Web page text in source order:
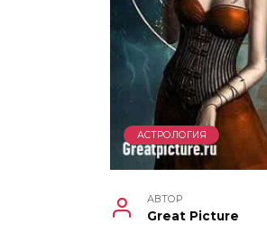
АСТРОЛОГИЯ
АВТОР
Great Picture